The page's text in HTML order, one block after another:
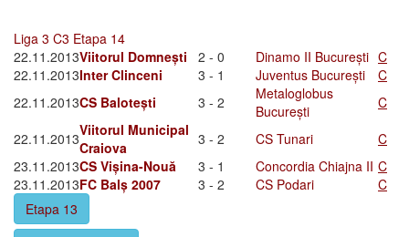
Liga 3 C3 Etapa 14
22.11.2013Viitorul Domnești 2 - 0 Dinamo II București C
22.11.2013Inter Clinceni 3 - 1 Juventus București
C
22.11.2013CS Balotești 3 - 2
Metaloglobus
București
C
22.11.2013Viitorul Municipal
Craiova
3 - 2 CS Tunari
C
23.11.2013CS Vișina-Nouă 3 - 1 Concordia Chiajna II C
23.11.2013FC Balș 2007 3 - 2 CS Podari
C
Etapa 13